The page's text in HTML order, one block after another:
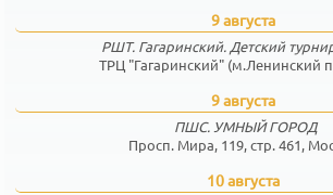
9 августа
РШТ. Гагаринский. Детский
ТРЦ "Гагаринский" (м.Ленинский
9 августа
ПШС. УМНЫЙ ГОРОД
Просп. Мира, 119, стр. 461,
10 августа